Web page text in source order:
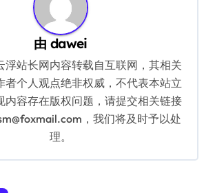
由dawei
浮站长网内容转载自互联网，其相关
者个人观点绝非权威，不代表本站立
内容存在版权问题，请提交相关链接
，我们将及时予以处
理。